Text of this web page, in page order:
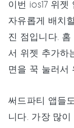
이번 ios17 위
자유롭게 배치
진 점입니다.
서 위젯 추가하
면을 꾹 눌러서
써드파티 앱들
니다. 가장 많